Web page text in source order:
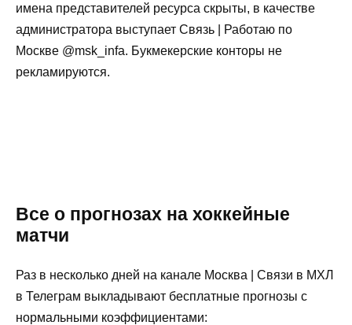
имена представителей ресурса скрыты, в качестве
администратора выступает Связь | Работаю по
Москве @msk_infa. Букмекерские конторы не
рекламируются.
Все о прогнозах на хоккейные
матчи
Раз в несколько дней на канале Москва | Связи в МХЛ
в Телеграм выкладывают бесплатные прогнозы с
нормальными коэффициентами: